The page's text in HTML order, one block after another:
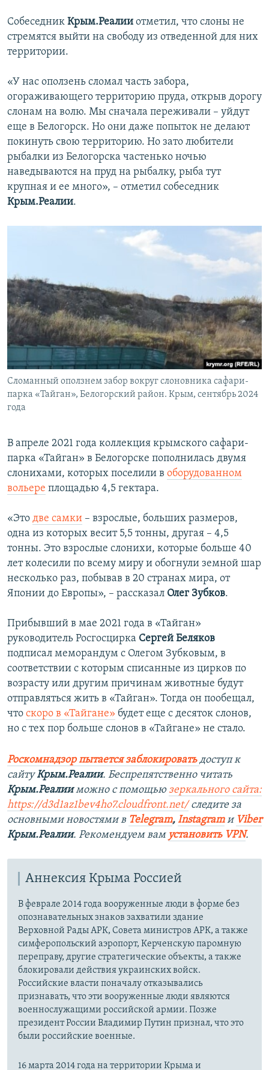
Собеседник Крым.Реалии отметил, что слоны не
стремятся выйти на свободу из отведенной для них
территории.
«У нас оползень сломал часть забора,
огораживающего территорию пруда, открыв дорогу
слонам на волю. Мы сначала переживали – уйдут
еще в Белогорск. Но они даже попыток не делают
покинуть свою территорию. Но зато любители
рыбалки из Белогорска частенько ночью
наведываются на пруд на рыбалку, рыба тут
крупная и ее много», – отметил собеседник
Крым.Реалии.
Сломанный оползнем забор вокруг слоновника сафари-
парка «Тайган», Белогорский район. Крым, сентябрь 2024
года
В апреле 2021 года коллекция крымского сафари-
парка «Тайган» в Белогорске пополнилась двумя
слонихами, которых поселили в оборудованном
вольере площадью 4,5 гектара.
«Это две самки – взрослые, больших размеров,
одна из которых весит 5,5 тонны, другая – 4,5
тонны. Это взрослые слонихи, которые больше 40
лет колесили по всему миру и обогнули земной шар
несколько раз, побывав в 20 странах мира, от
Японии до Европы», – рассказал Олег Зубков.
Прибывший в мае 2021 года в «Тайган»
руководитель Росгосцирка Сергей Беляков
подписал меморандум с Олегом Зубковым, в
соответствии с которым списанные из цирков по
возрасту или другим причинам животные будут
отправляться жить в «Тайган». Тогда он пообещал,
что скоро в «Тайгане» будет еще с десяток слонов,
но с тех пор больше слонов в «Тайгане» не стало.
Роскомнадзор пытается заблокировать доступ к
сайтуКрым.Реалии. Беспрепятственно читать
Крым.Реалииможно с помощью зеркального сайта:
https://d3d1az1bev4ho7.cloudfront.net/ следите за
основными новостями в Telegram, Instagramи Viber
Крым.Реалии. Рекомендуем вам установить VPN.
Аннексия Крыма Россией
В феврале 2014 года вооруженные люди в форме без
опознавательных знаков захватили здание
Верховной Рады АРК, Совета министров АРК, а также
симферопольский аэропорт, Керченскую паромную
переправу, другие стратегические объекты, а также
блокировали действия украинских войск.
Российские власти поначалу отказывались
признавать, что эти вооруженные люди являются
военнослужащими российской армии. Позже
президент России Владимир Путин признал, что это
были российские военные.
16 марта 2014 года на территории Крыма и